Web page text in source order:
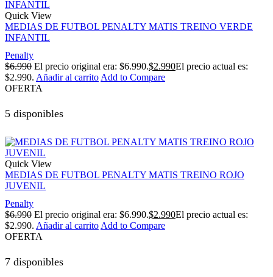
Quick View
MEDIAS DE FUTBOL PENALTY MATIS TREINO VERDE
INFANTIL
Penalty
$6.990 El precio original era: $6.990.$2.990El precio actual es:
$2.990. Añadir al carrito Add to Compare
OFERTA
5 disponibles
Quick View
MEDIAS DE FUTBOL PENALTY MATIS TREINO ROJO
JUVENIL
Penalty
$6.990 El precio original era: $6.990.$2.990El precio actual es:
$2.990. Añadir al carrito Add to Compare
OFERTA
7 disponibles